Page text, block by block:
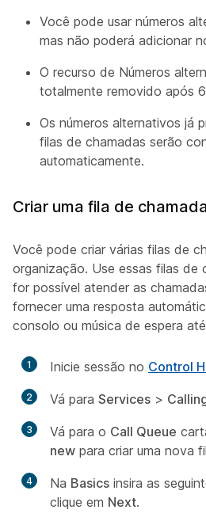
Você pode usar números
mas não poderá adicionar
O recurso de Números
totalmente removido após
Os números alternativos já
filas de chamadas serão
automaticamente.
Criar uma fila de
Você pode criar várias filas de
organização. Use essas filas de
for possível atender as
fornecer uma resposta
consolo ou música de espera
1 Inicie sessão no Control
2 Vá para Services >
3 Vá para o Call Queue
new para criar uma nova
4 Na Basics insira as
clique em Next.